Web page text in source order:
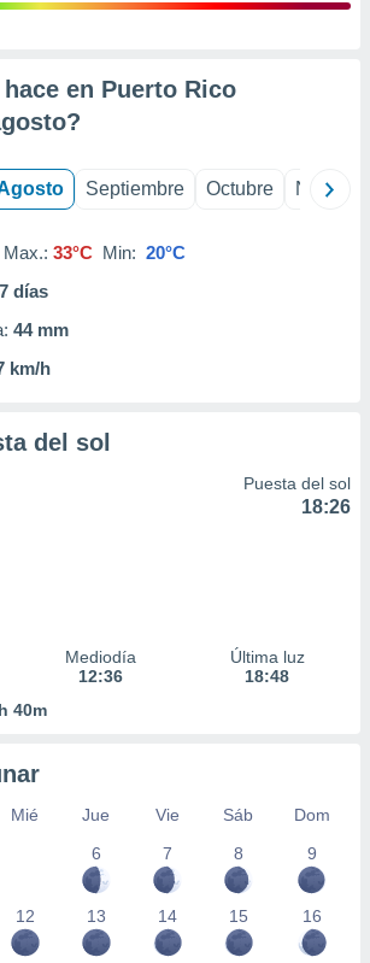
en Puerto Rico
?
Septiembre Octubre
Max.: 33°C Min: 20°C
7 días
44 mm
km/h
del sol
Puesta del sol
18:26
Mediodía
12:36
Última luz
18:48
40m
Mié Jue Vie Sáb
Dom
6
7 8 9
12 13 14 15 16